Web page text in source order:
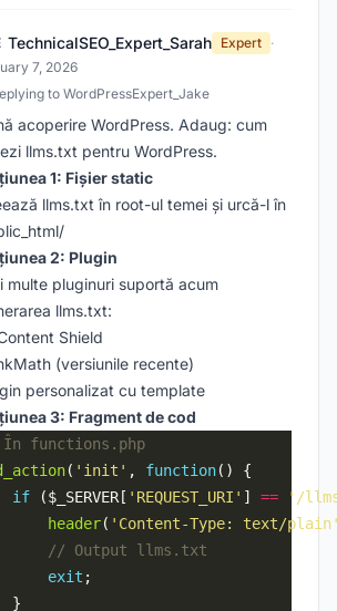
TechnicalSEO_Expert_Sarah Expert ·
7, 2026
to WordPressExpert_Jake
acoperire WordPress. Adaug: cum
llms.txt pentru WordPress.
1: Fișier static
llms.txt în root-ul temei și urcă-l în
2: Plugin
multe pluginuri suportă acum
llms.txt:
Shield
(versiunile recente)
personalizat cu template
3: Fragment de cod
( 'init' , function
if ($_SERVER[ 'REQUEST_URI' ] ==
'/
header( 'Content-Type: text/
exit